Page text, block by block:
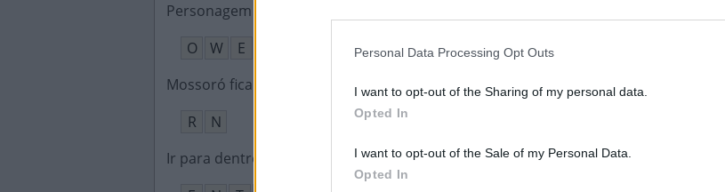
Personal Data Processing Opt Outs
I want to opt-out of the Sharing of my personal data.
Opted In
I want to opt-out of the Sale of my Personal Data.
Opted In
Personagem de Kevin McKidd em Grey's Anatomy
O
W E
Mossoró fica nesse estado
R
N
Ir para dentro